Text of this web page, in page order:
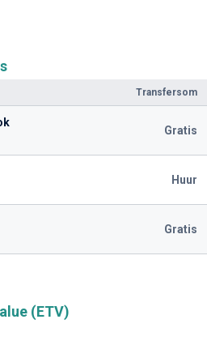
Transfersom
Gratis
Huur
Gratis
(ETV)